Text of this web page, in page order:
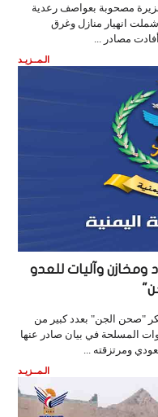
مصحوبة بعواصف رعدية
انهيار منازل وغرق
مصادر ...
الـمــزيـد
وآليات للعدو
الجن" بعدد كبير من
في بيان صادر عنها
ومرتزقته ...
الـمــزيـد